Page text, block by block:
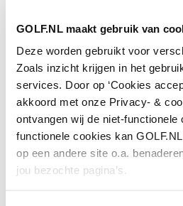
GOLF.NL maakt gebruik van
Deze worden gebruikt voor
Zoals inzicht krijgen in het
services. Door op ‘Cookies
akkoord met onze Privacy- &
ontvangen wij de niet-
functionele cookies kan
op een andere site o.a.
jou bezochte pagina’s.
GOLF.NL
Zo blijf je altijd op de hoogte
en het